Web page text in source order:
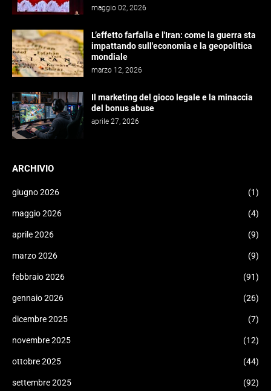
maggio 02, 2026
L’effetto farfalla e l'Iran: come la guerra sta
impattando sull'economia e la geopolitica
mondiale
marzo 12, 2026
Il marketing del gioco legale e la minaccia
del bonus abuse
aprile 27, 2026
ARCHIVIO
giugno 2026 (1)
maggio 2026 (4)
aprile 2026 (9)
marzo 2026 (9)
febbraio 2026 (91)
gennaio 2026 (26)
dicembre 2025 (7)
novembre 2025 (12)
ottobre 2025 (44)
settembre 2025 (92)